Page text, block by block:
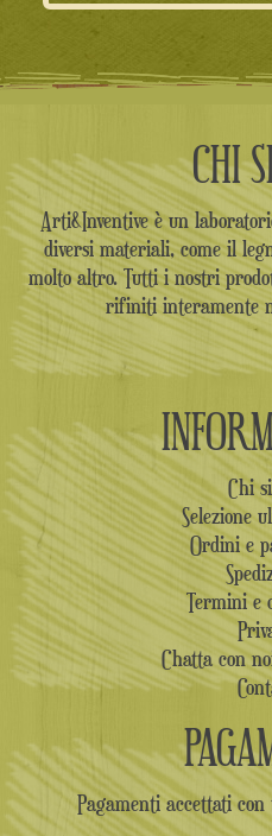
CHI
Arti&Inventive è un
diversi materiali, come il
molto altro. Tutti i nostri
rifiniti interamente
Chi
Selezione
Ordini e
Termini e
Chatta con
Pagamenti accettati